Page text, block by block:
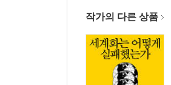
작가의 다른 상품